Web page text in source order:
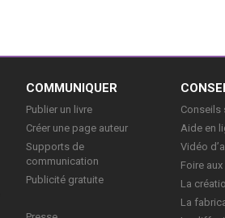
COMMUNIQUER
Publier un livre
Créer une page auteur
Supports de
communication
Publicité gratuite
Conseils
Aide en
Vidéo
Foire
La
La